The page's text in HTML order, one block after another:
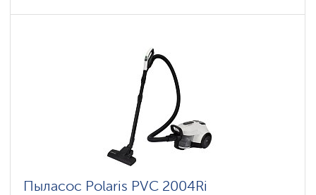
Пыласос Polaris PVC 2004Ri